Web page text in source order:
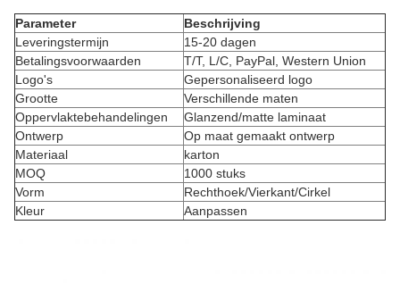
Parameter
Beschrijving
Leveringstermijn
15-20 dagen
Betalingsvoorwaarden
T/T, L/C, PayPal, Western Union
Logo's
Gepersonaliseerd logo
Grootte
Verschillende maten
Oppervlaktebehandelingen
Glanzend/matte laminaat
Ontwerp
Op maat gemaakt ontwerp
Materiaal
karton
MOQ
1000 stuks
Vorm
Rechthoek/Vierkant/Cirkel
Kleur
Aanpassen